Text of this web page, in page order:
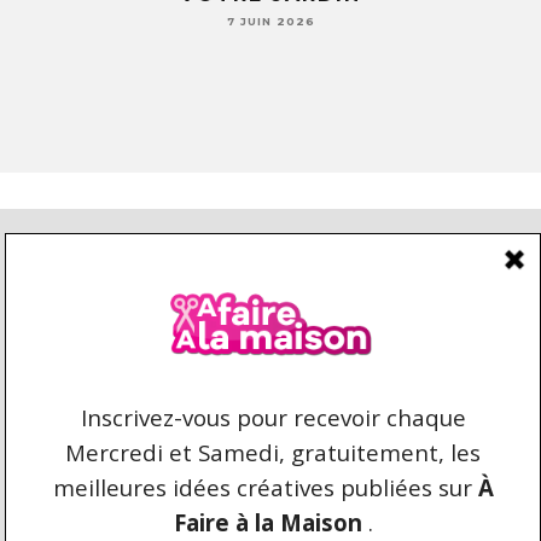
7 JUIN 2026
CONDITIONS D’UTILISATION CONTACT
REPRODUCTION ET DROIT D'AUTEUR
AFAIREALAMAISON.COM © 2021 TOUS DROITS